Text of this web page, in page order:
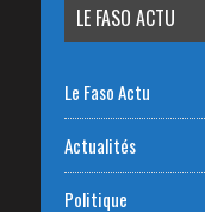
LE FASO ACTU
Le Faso Actu
Actualités
Politique